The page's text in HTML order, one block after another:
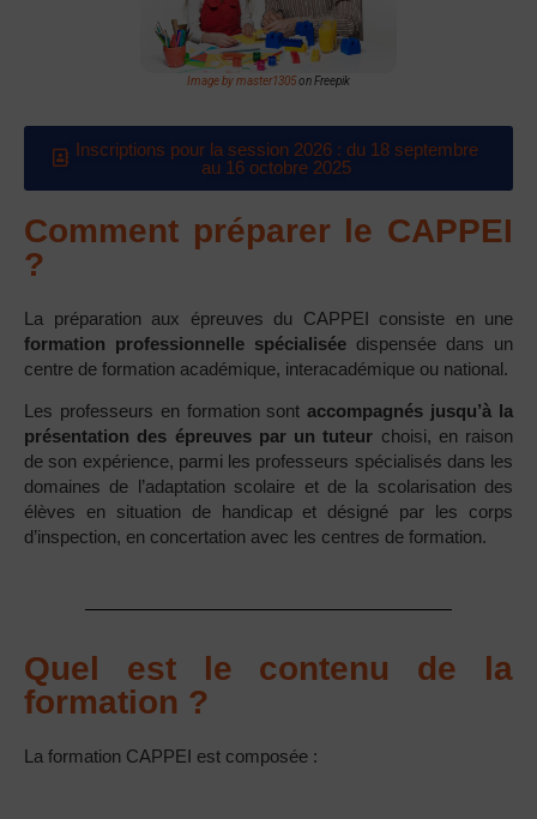
Image by master1305on Freepik
Inscriptions pour la session 2026 : du 18 septembre
au 16 octobre 2025
Comment préparer le CAPPEI
?
La préparation aux épreuves du CAPPEI consiste en une
formation professionnelle spécialisée dispensée dans un
centre de formation académique, interacadémique ou national.
Les professeurs en formation sontaccompagnés jusqu’à la
présentation des épreuves par un tuteur choisi, en raison
de son expérience, parmi les professeurs spécialisés dans les
domaines de l’adaptation scolaire et de la scolarisation des
élèves en situation de handicap et désigné par les corps
d’inspection, en concertation avec les centres de formation.
Quel est le contenu de la
formation ?
La formation CAPPEI est composée :